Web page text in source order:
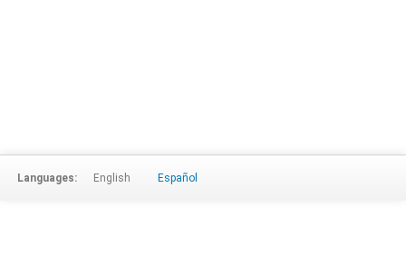
Languages: English Español